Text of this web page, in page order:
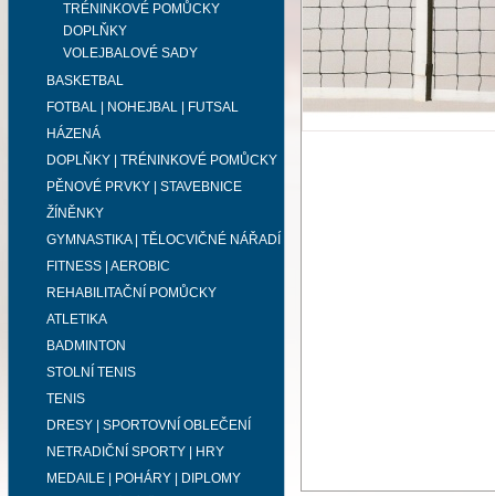
TRÉNINKOVÉ POMŮCKY
DOPLŇKY
VOLEJBALOVÉ SADY
BASKETBAL
FOTBAL | NOHEJBAL | FUTSAL
HÁZENÁ
DOPLŇKY | TRÉNINKOVÉ POMŮCKY
PĚNOVÉ PRVKY | STAVEBNICE
ŽÍNĚNKY
GYMNASTIKA | TĚLOCVIČNÉ NÁŘADÍ
FITNESS | AEROBIC
REHABILITAČNÍ POMŮCKY
ATLETIKA
BADMINTON
STOLNÍ TENIS
TENIS
DRESY | SPORTOVNÍ OBLEČENÍ
NETRADIČNÍ SPORTY | HRY
MEDAILE | POHÁRY | DIPLOMY